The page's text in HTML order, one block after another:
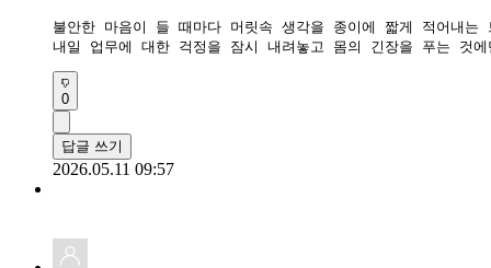
불안한 마음이 들 때마다 머릿속 생각을 종이에 짧게 적어내
내일 업무에 대한 걱정을 잠시 내려놓고 몸의 긴장을 푸는 것
0
답글 쓰기
2026.05.11 09:57